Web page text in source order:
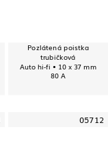
Pozlátená poistka
trubičková
Auto hi-fi • 10 x 37 mm
80 A
05712